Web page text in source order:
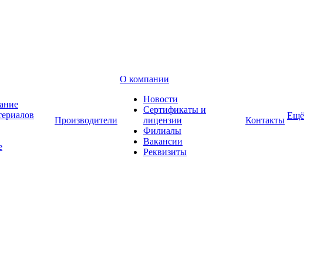
Производители
О компании
Новости
Сертификаты и
лицензии
Филиалы
Вакансии
Реквизиты
Контакты Ещё